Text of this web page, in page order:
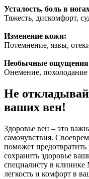
Усталость, боль в
Тяжесть, дискомфорт,
Изменение кожи:
Потемнение, язвы,
Необычные
Онемение, похолодание
Не
ваших вен!
Здоровье вен – это
самочувствия.
поможет
сохранить здоровье
специалисту в
легкость и комфорт в